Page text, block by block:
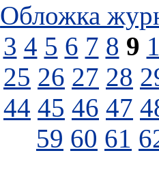
Обложка
3 4 5 6 7 8 9
25 26 27 28
44 45 46 47
59 60 61